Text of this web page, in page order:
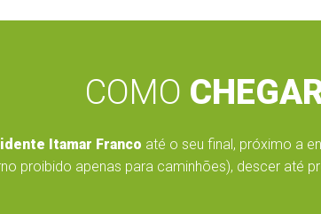
COMO
Itamar Franco até o seu final, próximo a
proibido apenas para caminhões), descer até